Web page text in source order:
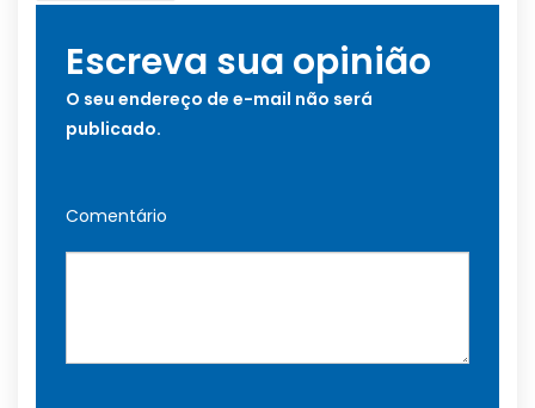
Escreva sua opinião
O seu endereço de e-mail não será
publicado.
Comentário